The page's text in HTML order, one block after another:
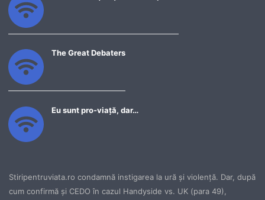
The Great Debaters
Eu sunt pro-viață, dar…
Stiripentruviata.ro condamnă instigarea la ură şi violenţă. Dar, după
cum confirmă şi CEDO în cazul Handyside vs. UK (para 49),